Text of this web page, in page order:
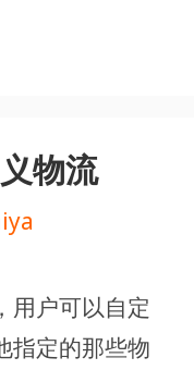
物流
用户可以自定
指定的那些物